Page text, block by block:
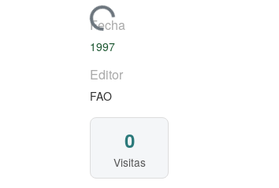
Cargando...
Fecha
1997
Editor
FAO
0
Visitas